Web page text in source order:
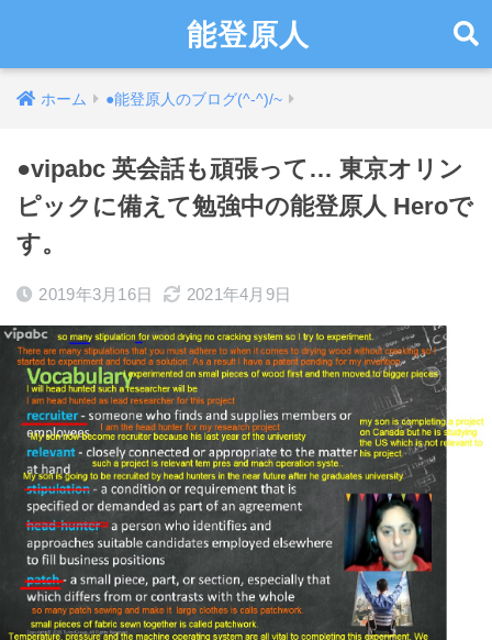
能登原人
ホーム ●能登原人のブログ(^-^)/~
●vipabc 英会話も頑張って… 東京オリン
ピックに備えて勉強中の能登原人 Heroで
す。
2019年3月16日 2021年4月9日